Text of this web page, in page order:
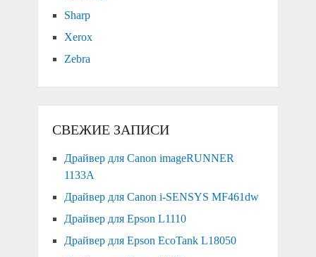
Sharp
Xerox
Zebra
СВЕЖИЕ ЗАПИСИ
Драйвер для Canon imageRUNNER
1133A
Драйвер для Canon i-SENSYS MF461dw
Драйвер для Epson L1110
Драйвер для Epson EcoTank L18050